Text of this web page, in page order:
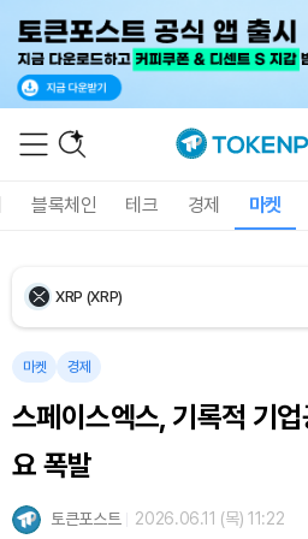
블록체인 테크 경제 마켓
Ethereum (ETH)
XRP (XRP)
Solana (SOL)
TRON (TRX)
Hyperliquid (HYPE)
마켓 경제
스페이스엑스, 기록적 기
요 폭발
토큰포스트 2026.06.11 (목) 11:22